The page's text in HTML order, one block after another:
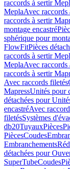
raccords à sertir
MeplaAvec raccords
raccords à sertir
montage encastré
sphérique pour
FlowFitPièces
raccords à sertir
MeplaAvec raccords
raccords à sertir
Avec raccords filetés
MapressUnités pour
détachées pour
encastréAvec
filetésSystèmes
db20TuyauxPièces
PiècesCoudes
Embranchements
détachées pour
SuperTubeCoudes